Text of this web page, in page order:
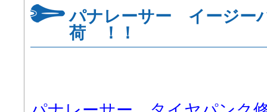
パナレーサー イージー
荷 ！！